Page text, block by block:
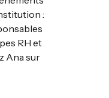
:
RH et
Ana sur